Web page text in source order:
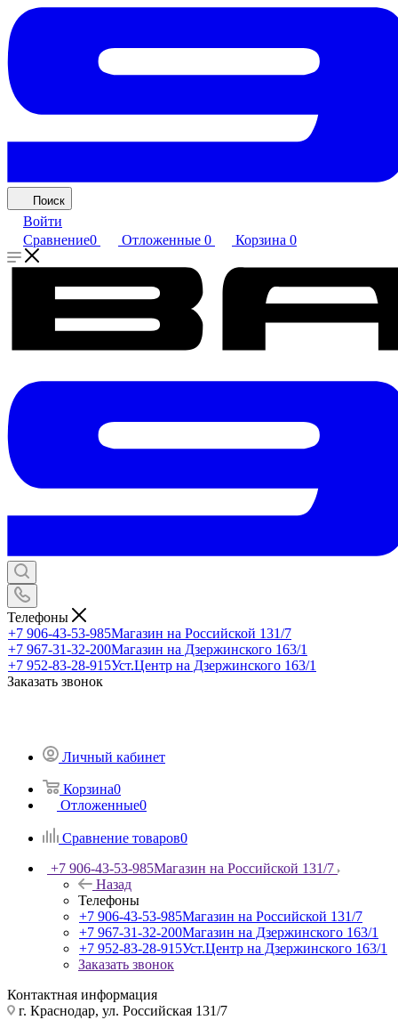
Поиск
Войти
Сравнение0 Отложенные 0 Корзина 0
Телефоны
+7 906-43-53-985Магазин на Российской 131/7
+7 967-31-32-200Магазин на Дзержинского 163/1
+7 952-83-28-915Уст.Центр на Дзержинского 163/1
Заказать звонок
Личный кабинет
Корзина0
Отложенные0
Сравнение товаров0
+7 906-43-53-985Магазин на Российской 131/7
Назад
Телефоны
+7 906-43-53-985Магазин на Российской 131/7
+7 967-31-32-200Магазин на Дзержинского 163/1
+7 952-83-28-915Уст.Центр на Дзержинского 163/1
Заказать звонок
Контактная информация
г. Краснодар, ул. Российская 131/7